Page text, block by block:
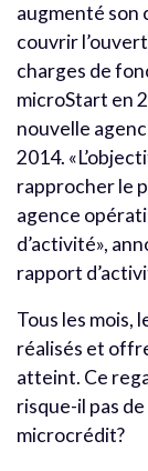
augmenté son
couvrir
charges de
microStart en
nouvelle
2014.
rapprocher le
agence
d’activité»,
rapport
Tous les mois,
réalisés et
atteint. Ce
risque-il pas
microcrédit?